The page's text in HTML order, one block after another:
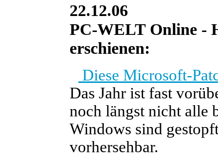
22.12.06
PC-WELT Online -
erschienen:
Diese Microsoft-
Das Jahr ist fast
noch längst nicht alle
Windows sind
vorhersehbar.